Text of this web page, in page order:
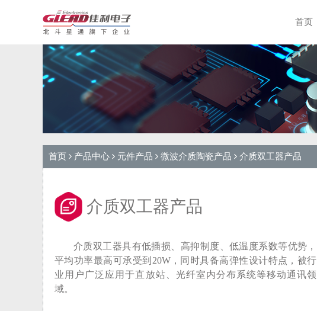
首页
首页 产品中心 元件产品 微波介质陶瓷产品 介质双工器产品
介质双工器产品
介质双工器具有低插损、高抑制度、低温度系数等优势，
平均功率最高可承受到20W，同时具备高弹性设计特点，被行
业用户广泛应用于直放站、光纤室内分布系统等移动通讯领
域。